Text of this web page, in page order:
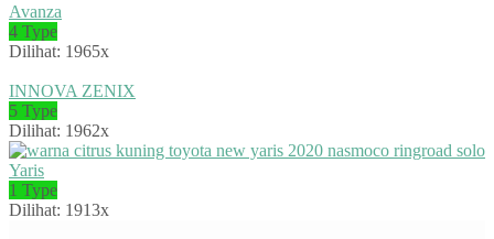
Avanza
4 Type
Dilihat: 1965x
INNOVA ZENIX
5 Type
Dilihat: 1962x
Yaris
1 Type
Dilihat: 1913x